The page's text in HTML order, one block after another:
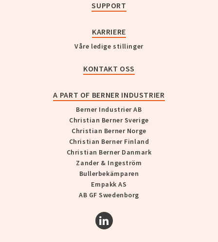
SUPPORT
KARRIERE
Våre ledige stillinger
KONTAKT OSS
A PART OF BERNER INDUSTRIER
Berner Industrier AB
Christian Berner Sverige
Christian Berner Norge
Christian Berner Finland
Christian Berner Danmark
Zander & Ingeström
Bullerbekämparen
Empakk AS
AB GF Swedenborg